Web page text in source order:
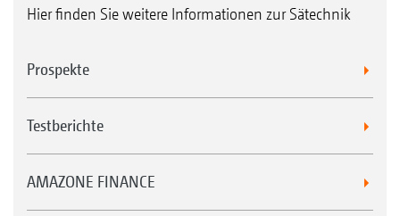
Hier finden Sie weitere Informationen zur Sätechnik
Prospekte
Testberichte
AMAZONE FINANCE